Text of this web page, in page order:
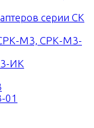
серии СК
СРК-М3, СРК-М3-
ИК
01